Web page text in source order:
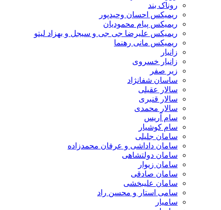
روناک بند
ریمیکس احسان وحیدپور
ریمیکس پیام محمودیان
ریمیکس علیرضا جی جی و سیجل و بهزاد لیتو
ریمیکس مانی رهنما
زانیار
زانیار خسروی
زیر صفر
ساسان شفانژاد
سالار عقیلی
سالار قنبری
سالار محمدی
سام آریس
سام کوشیار
سامان جلیلی
سامان داداشی و عرفان محمدزاده
سامان دولتشاهی
سامان زیوار
سامان صادقی
سامان علیبخشی
سامی استار و محسن راد
سامیار